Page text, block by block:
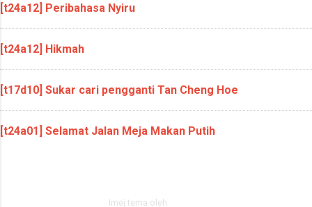
[t24a12] Peribahasa Nyiru
[t24a12] Hikmah
[t17d10] Sukar cari pengganti Tan Cheng Hoe
[t24a01] Selamat Jalan Meja Makan Putih
Imej tema oleh